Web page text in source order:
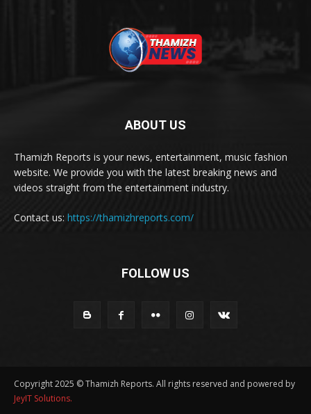
ABOUT US
Thamizh Reports is your news, entertainment, music fashion
website. We provide you with the latest breaking news and
videos straight from the entertainment industry.
Contact us: https://thamizhreports.com/
FOLLOW US
Copyright 2025 © Thamizh Reports. All rights reserved and powered by
JeyIT Solutions.